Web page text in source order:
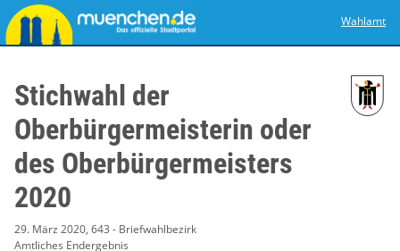
Wahlamt
Stichwahl der
Oberbürgermeisterin oder
des Oberbürgermeisters
2020
29. März 2020, 643 - Briefwahlbezirk
Amtliches Endergebnis